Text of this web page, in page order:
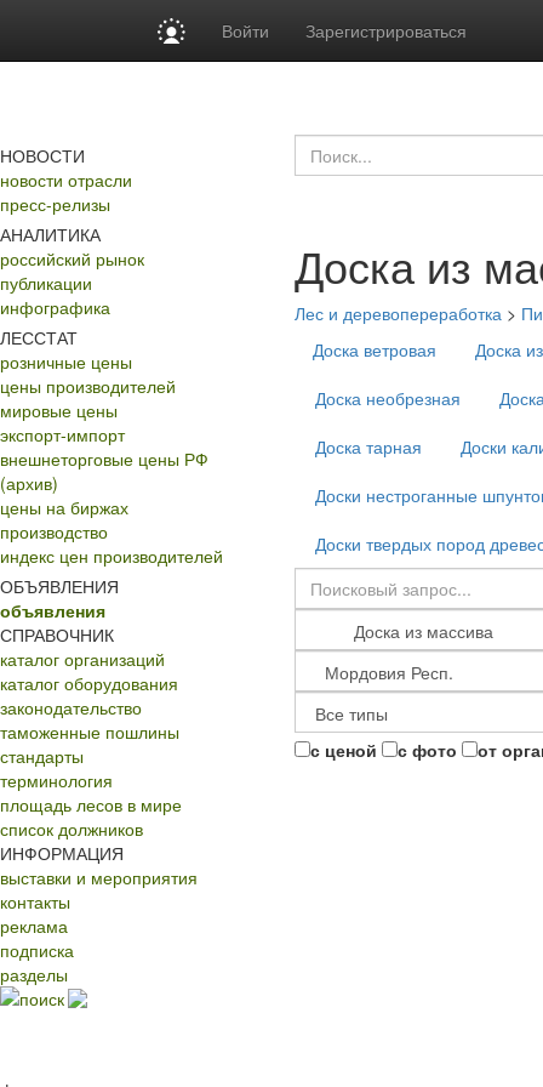
Войти Зарегистрироваться
НОВОСТИ
новости отрасли
пресс-релизы
АНАЛИТИКА
российский рынок
публикации
инфографика
ЛЕССТАТ
розничные цены
цены производителей
мировые цены
экспорт-импорт
внешнеторговые цены РФ
(архив)
цены на биржах
производство
индекс цен производителей
ОБЪЯВЛЕНИЯ
объявления
СПРАВОЧНИК
каталог организаций
каталог оборудования
законодательство
таможенные пошлины
стандарты
терминология
площадь лесов в мире
список должников
ИНФОРМАЦИЯ
выставки и мероприятия
контакты
реклама
подписка
разделы
поиск
Доска из
Лес и деревопереработка >
Доска ветровая
Доска
Доска необрезная
Доска тарная
Доски
Доски нестроганные
Доски твердых пород
с ценой с фото от